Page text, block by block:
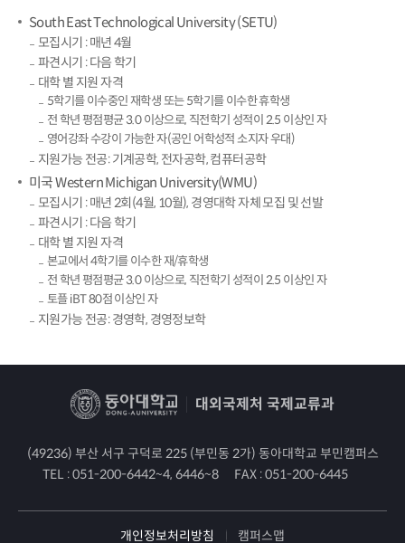
South East Technological University (SETU)
모집시기 : 매년 4월
파견시기 : 다음 학기
대학 별 지원 자격
5학기를 이수중인 재학생 또는 5학기를 이수한 휴학생
전 학년 평점평균 3.0 이상으로, 직전학기 성적이 2.5 이상인 자
영어강좌 수강이 가능한 자(공인 어학성적 소지자 우대)
지원가능 전공: 기계공학, 전자공학, 컴퓨터공학
미국 Western Michigan University(WMU)
모집시기 : 매년 2회(4월, 10월), 경영대학 자체 모집 및 선발
파견시기 : 다음 학기
대학 별 지원 자격
본교에서 4학기를 이수한 재/휴학생
전 학년 평점평균 3.0 이상으로, 직전학기 성적이 2.5 이상인 자
토플 iBT 80점 이상인 자
지원가능 전공: 경영학, 경영정보학
대외국제처 국제교류과
(49236) 부산 서구 구덕로 225 (부민동 2가) 동아대학교 부민캠퍼스
TEL :051-200-6442~4, 6446~8 FAX :051-200-6445
개인정보처리방침 캠퍼스맵